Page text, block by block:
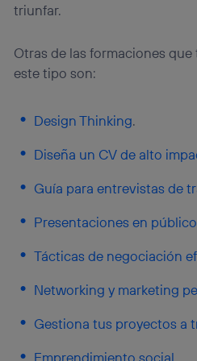
triunfar.
Otras de las formaciones
este tipo son:
Design Thinking.
Diseña un CV de alto
Guía para entrevistas de
Presentaciones en
Tácticas de negociación
Networking y marketing
Gestiona tus proyectos a
Emprendimiento social
Si utilizas una
actividades de navegación
que hayan dado su
Si utilizas
navegación del usuario del
“Administrar Utiq” en la parte
(“consenthub”). Para más
política de privacidad de